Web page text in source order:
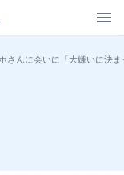
さんに会いに「大嫌いに決